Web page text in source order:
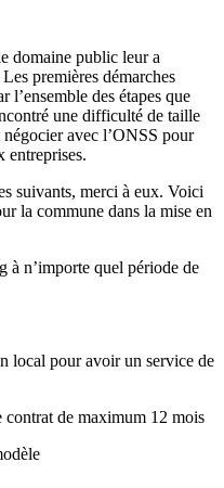
domaine public leur a
premières démarches
l’ensemble des étapes que
une difficulté de taille
avec l’ONSS pour
entreprises.
suivants, merci à eux. Voici
la commune dans la mise en
n’importe quel période de
pour avoir un service de
de maximum 12 mois